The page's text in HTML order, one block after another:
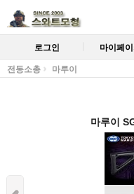
로그인 마이페
전동소총 마루이
마루이